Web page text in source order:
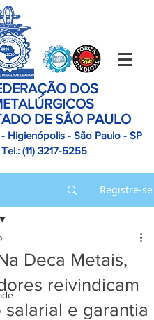
DOS
DE SÃO PAULO
Higienópolis - São Paulo - SP
Tel.: (11) 3217-5255
Registre-se
Deca Metais,
reivindicam
salarial e garantia